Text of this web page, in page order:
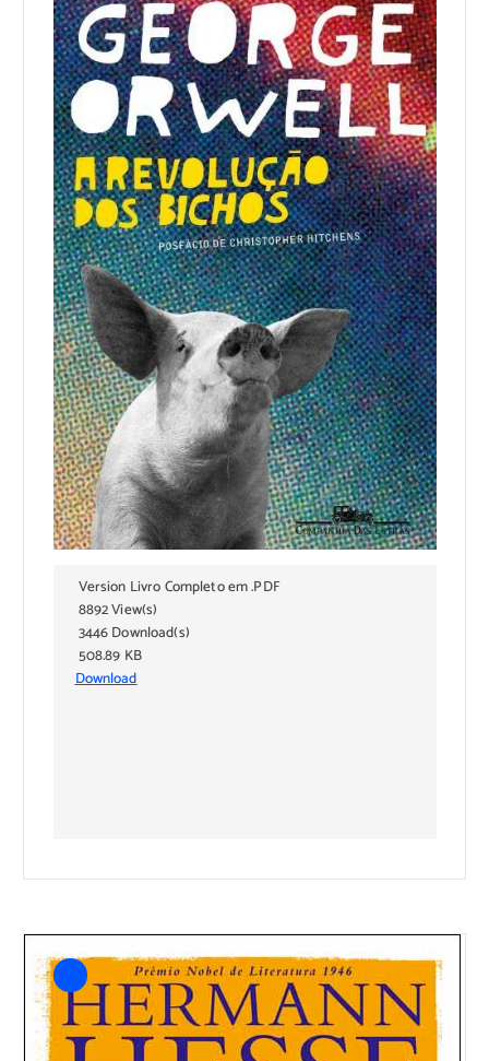
Version Livro Completo em .PDF
8892 View(s)
3446 Download(s)
508.89 KB
Download